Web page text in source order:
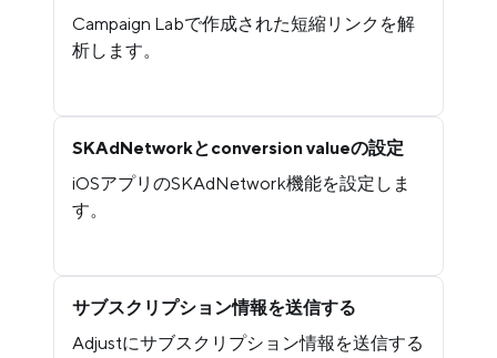
Campaign Labで作成された短縮リンクを解
析します。
SKAdNetworkとconversion valueの設定
iOSアプリのSKAdNetwork機能を設定しま
す。
サブスクリプション情報を送信する
Adjustにサブスクリプション情報を送信する